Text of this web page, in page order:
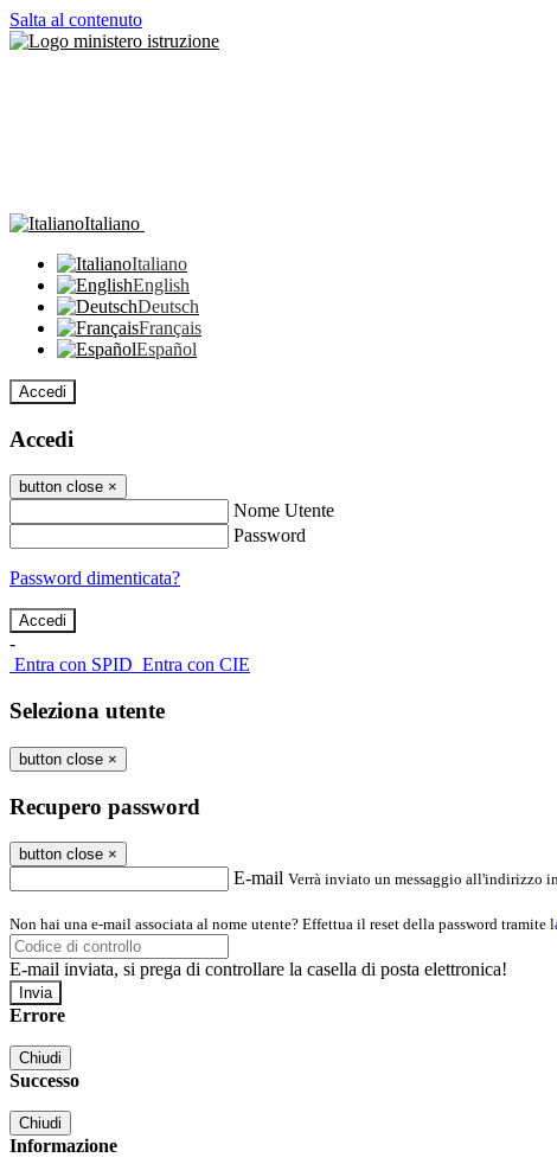
Salta al contenuto
Italiano
Italiano
English
Deutsch
Français
Español
Accedi
Accedi
button close ×
Nome Utente
Password
Password dimenticata?
-
Entra con SPID Entra con CIE
Seleziona utente
button close ×
Recupero password
button close ×
E-mail Verrà inviato un messaggio all'indirizzo
Non hai una e-mail associata al nome utente? Effettua il reset della password tramite
E-mail inviata, si prega di controllare la casella di posta elettronica!
Errore
Chiudi
Successo
Chiudi
Informazione